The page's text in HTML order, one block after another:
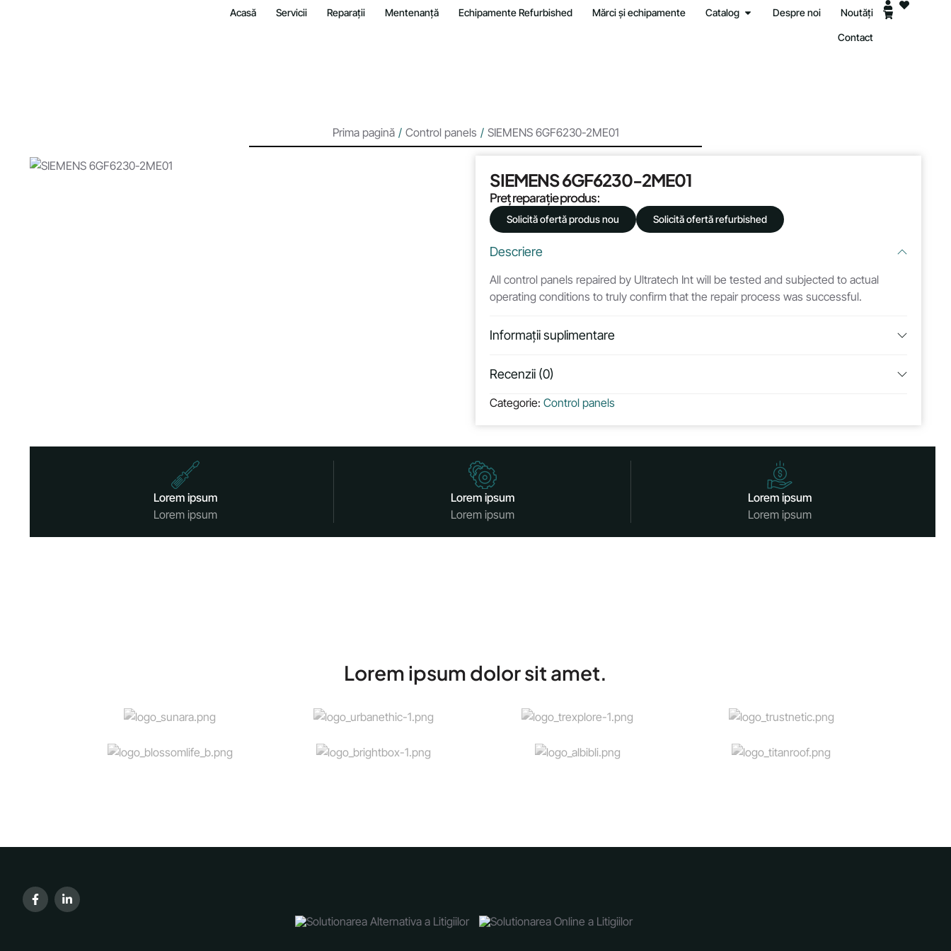
Acasă Servicii Reparații Mentenanță Echipamente Refurbished Mărci și echipamente Catalog Despre noi Noutăți
Contact
Prima pagină / Control panels / SIEMENS 6GF6230-2ME01
SIEMENS 6GF6230-2ME01
Preț reparație produs:
Solicită ofertă produs nou Solicită ofertă refurbished
Descriere
All control panels repaired by Ultratech Int will be tested and subjected to actual
operating conditions to truly confirm that the repair process was successful.
Informații suplimentare
Recenzii (0)
Categorie: Control panels
Lorem ipsum
Lorem ipsum
Lorem ipsum
Lorem ipsum
Lorem ipsum
Lorem ipsum
Lorem ipsum dolor sit amet.